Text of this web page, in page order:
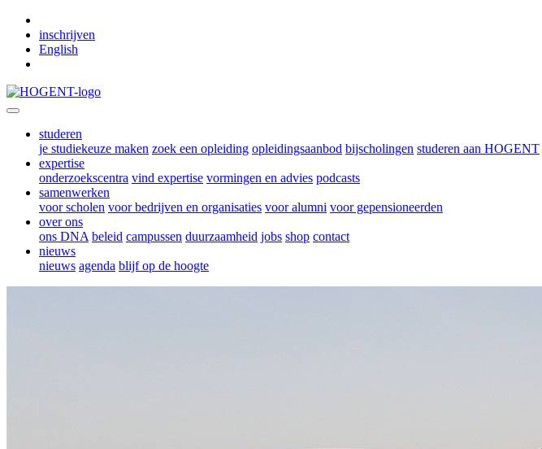
inschrijven
English
studeren
je studiekeuze maken zoek een opleiding opleidingsaanbod bijscholingen studeren aan HOGENT
expertise
onderzoekscentra vind expertise vormingen en advies podcasts
samenwerken
voor scholen voor bedrijven en organisaties voor alumni voor gepensioneerden
over ons
ons DNA beleid campussen duurzaamheid jobs shop contact
nieuws
nieuws agenda blijf op de hoogte